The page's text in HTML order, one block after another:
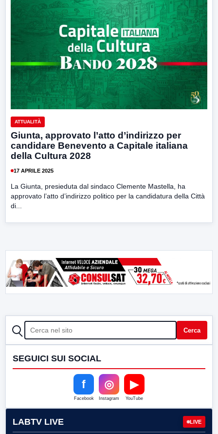
ATTUALITÀ
Giunta, approvato l’atto d’indirizzo per
candidare Benevento a Capitale italiana
della Cultura 2028
17 APRILE 2025
La Giunta, presieduta dal sindaco Clemente Mastella, ha
approvato l’atto d’indirizzo politico per la candidatura della Città
di...
CERCA Cerca
SEGUICI SUI SOCIAL
f
Facebook
◎
Instagram
▶
YouTube
LABTV LIVE LIVE